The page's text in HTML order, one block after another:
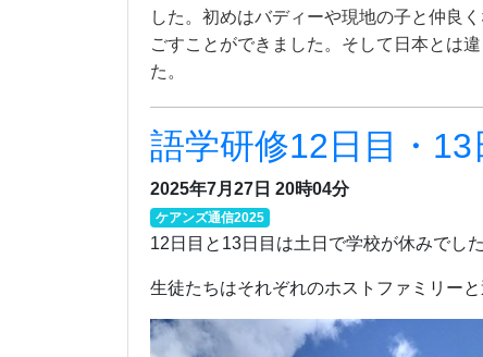
した。初めはバディーや現地の子と仲良
ごすことができました。そして日本とは
た。
語学研修12日目・13
2025年7月27日 20時04分
ケアンズ通信2025
12日目と13日目は土日で学校が休みでした
生徒たちはそれぞれのホストファミリーと